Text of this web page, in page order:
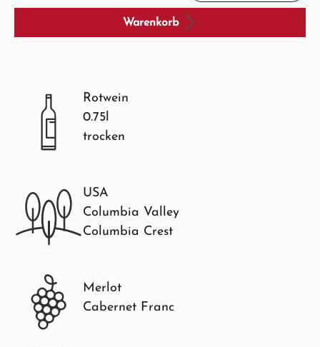
Warenkorb
Rotwein
0.75l
trocken
USA
Columbia Valley
Columbia Crest
Merlot
Cabernet Franc